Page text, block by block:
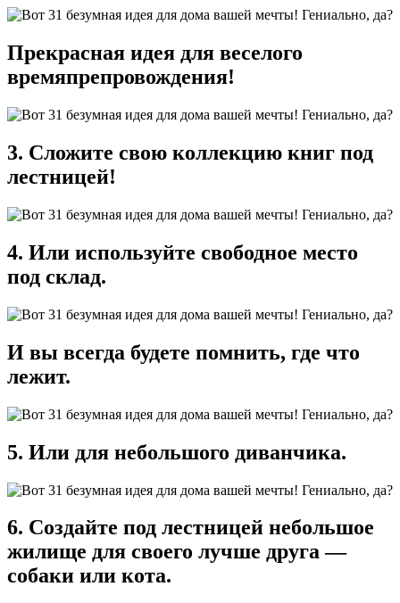
Прекрасная идея для веселого
времяпрепровождения!
3. Сложите свою коллекцию книг под
лестницей!
4. Или используйте свободное место
под склад.
И вы всегда будете помнить, где что
лежит.
5. Или для небольшого диванчика.
6. Создайте под лестницей небольшое
жилище для своего лучше друга —
собаки или кота.